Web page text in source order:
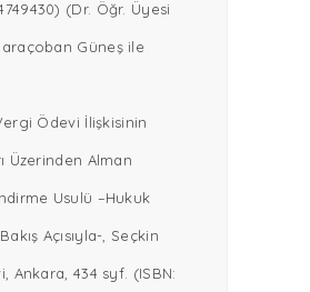
(Dr. Öğr. Üyesi
Güneş ile
Ödevi İlişkisinin
Üzerinden Alman
Usulü –Hukuk
Açısıyla-, Seçkin
Ankara, 434 syf. (ISBN: